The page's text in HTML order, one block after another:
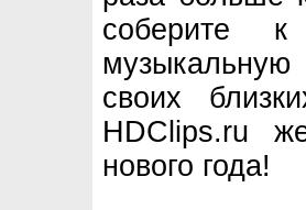
соберите
своих
HDClips.ru
нового года!